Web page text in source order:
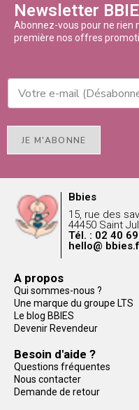
Newsletter
Abonnez-vous pour ne rien
première nos offres
JE M'ABONNE
Bbies
15, rue des
44450 Saint
Tél. : 02 40
hello@
A propos
Qui sommes-nous ?
Une marque du groupe LTS
Le blog BBIES
Devenir Revendeur
Besoin d'aide ?
Questions fréquentes
Nous contacter
Demande de retour